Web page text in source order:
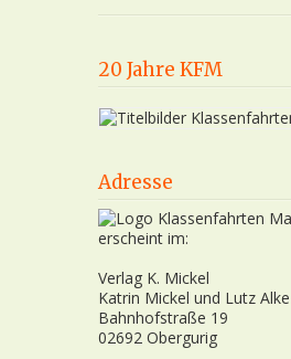
20 Jahre KFM
Adresse
erscheint im:
Verlag K. Mickel
Katrin Mickel und Lutz
Bahnhofstraße 19
02692 Obergurig